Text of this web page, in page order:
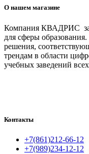
О нашем магазине
Компания КВАДРИС
для сферы
решения,
трендам в области
учебных заведений
Контакты
+7(861)212-66-12
+7(989)234-12-12